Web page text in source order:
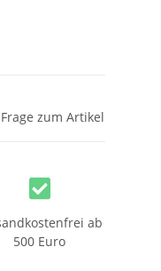
Frage zum Artikel
ab
500 Euro